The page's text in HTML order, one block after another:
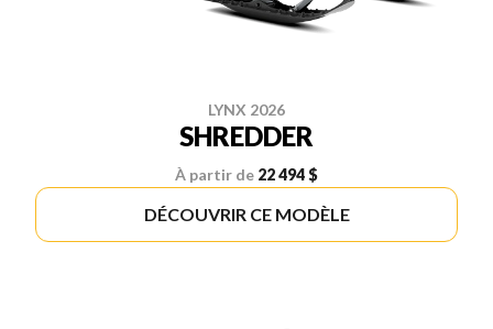
LYNX 2026
SHREDDER
À partir de 22 494 $
DÉCOUVRIR CE MODÈLE